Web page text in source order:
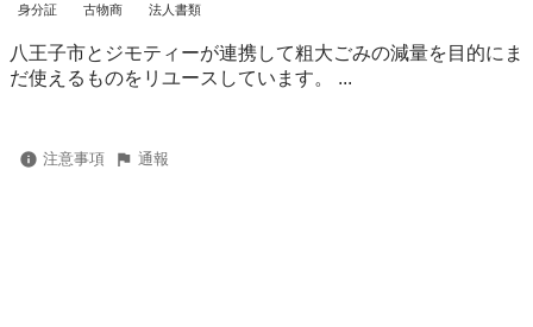
身分証 古物商 法人書類
八王子市とジモティーが連携して粗⼤ごみの減量を⽬的にま
だ使えるものをリユースしています。 ...
注意事項 通報